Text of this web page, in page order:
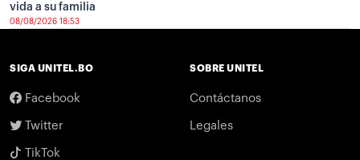
vida a su familia
08/08/2026 18:53
SIGA UNITEL.BO
Facebook
Twitter
TikTok
SOBRE UNITEL
Contáctanos
Legales